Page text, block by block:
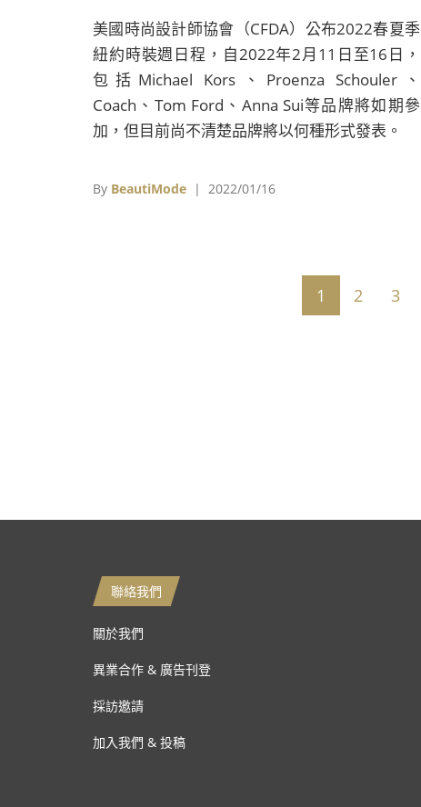
報告、Uniqlo上季業績回溫、
ASOS英國銷售下跌
美國時尚設計師協會（CFDA）公布2022春夏季
紐約時裝週日程，自2022年2月11日至16日，
包括Michael Kors、Proenza Schouler、
Coach、Tom Ford、Anna Sui等品牌將如期參
加，但目前尚不清楚品牌將以何種形式發表。
By BeautiMode | 2022/01/16
1 2 3
聯絡我們
關於我們
異業合作 & 廣告刊登
採訪邀請
加入我們 & 投稿